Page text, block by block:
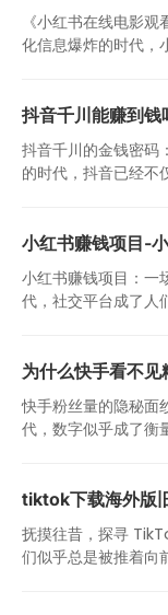
《小红书在线电影
化信息爆炸的时代，
抖音千川能赚到钱
抖音千川的金钱密码
的时代，抖音已经不
小红书赚钱项目-
小红书赚钱项目：一
代，社交平台成了人
为什么快手看不
快手粉丝量的隐秘面
代，数字似乎成了衡
tiktok下载海外版
抚摸往昔，探寻
们似乎总是被推着向